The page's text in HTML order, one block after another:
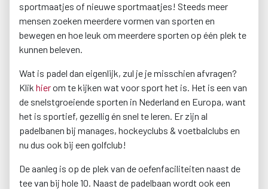
sportmaatjes of nieuwe sportmaatjes! Steeds meer
mensen zoeken meerdere vormen van sporten en
bewegen en hoe leuk om meerdere sporten op één plek te
kunnen beleven.
Wat is padel dan eigenlijk, zul je je misschien afvragen?
Klik hierom te kijken wat voor sport het is. Het is een van
de snelstgroeiende sporten in Nederland en Europa, want
het is sportief, gezellig én snel te leren. Er zijn al
padelbanen bij manages, hockeyclubs & voetbalclubs en
nu dus ook bij een golfclub!
De aanleg is op de plek van de oefenfaciliteiten naast de
tee van bij hole 10. Naast de padelbaan wordt ook een